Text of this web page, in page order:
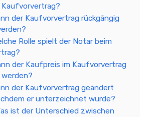
der Kaufvorvertrag rückgängig
Rolle spielt der Notar beim
der Kaufpreis im Kaufvorvertrag
der Kaufvorvertrag geändert
er unterzeichnet wurde?
ist der Unterschied zwischen